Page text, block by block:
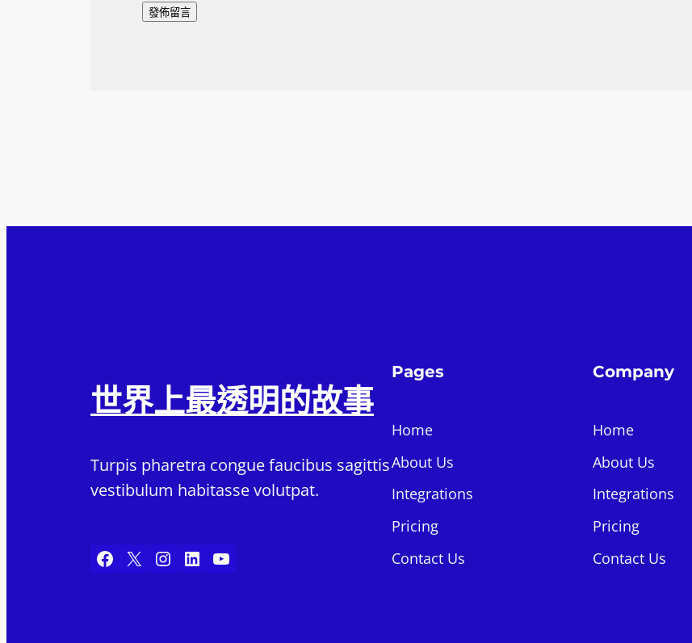
世界上最透明的故事
Turpis pharetra congue faucibus sagittis
vestibulum habitasse volutpat.
Facebook X Instagram LinkedIn YouTube
Pages
Home
About Us
Integrations
Pricing
Contact Us
Company
Home
About Us
Integrations
Pricing
Contact Us